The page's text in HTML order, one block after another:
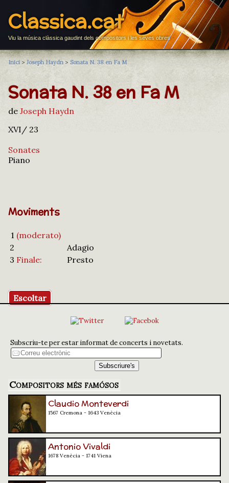
Classica.cat
Viu la música clàssica gaudint dels compositors i les seves obres
Inici > Joseph Haydn > Sonata N. 38 en Fa M
Sonata N. 38 en Fa M
de Joseph Haydn
XVI/ 23
Sonates
Piano
Moviments
1 (moderato)
2
Adagio
3 Finale: Presto
Escoltar
Subscriu-te per estar informat de concerts i novetats.
Compositors més famósos
Claudio Monteverdi
1567 Cremona - 1643 Venècia
Antonio Vivaldi
1678 Venècia - 1741 Viena